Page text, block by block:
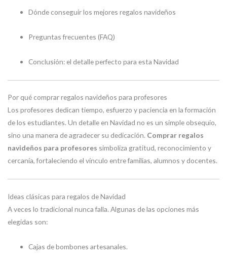
Dónde conseguir los mejores regalos navideños
Preguntas frecuentes (FAQ)
Conclusión: el detalle perfecto para esta Navidad
Por qué comprar regalos navideños para profesores
Los profesores dedican tiempo, esfuerzo y paciencia en la formación
de los estudiantes. Un detalle en Navidad no es un simple obsequio,
sino una manera de agradecer su dedicación. Comprar regalos
navideños para profesores simboliza gratitud, reconocimiento y
cercanía, fortaleciendo el vínculo entre familias, alumnos y docentes.
Ideas clásicas para regalos de Navidad
A veces lo tradicional nunca falla. Algunas de las opciones más
elegidas son:
Cajas de bombones artesanales.